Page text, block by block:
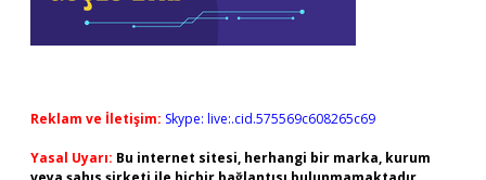
Reklam ve İletişim: Skype: live:.cid.575569c608265c69
Yasal Uyarı: Bu internet sitesi, herhangi bir marka, kurum